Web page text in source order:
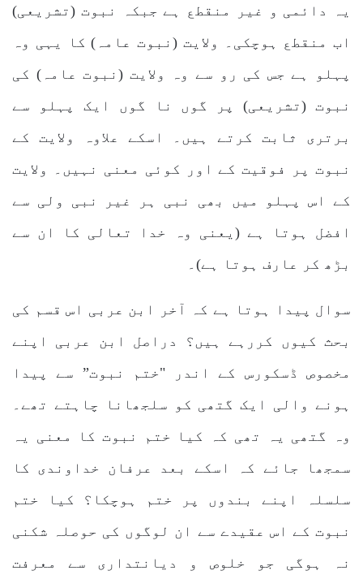
یہ دائمی و غیر منقطع ہے جبکہ نبوت (تشریعی)
اب منقطع ہوچکی۔ ولایت (نبوت عامہ) کا یہی وہ
پہلو ہے جس کی رو سے وہ ولایت (نبوت عامہ) کی
نبوت (تشریعی) پر گوں نا گوں ایک پہلو سے
برتری ثابت کرتے ہیں۔ اسکے علاوہ ولایت کے
نبوت پر فوقیت کے اور کوئی معنی نہیں۔ ولایت
کے اس پہلو میں بھی نبی ہر غیر نبی ولی سے
افضل ہوتا ہے (یعنی وہ خدا تعالی کا ان سے
بڑھ کر عارف ہوتا ہے)۔
سوال پیدا ہوتا ہے کہ آخر ابن عربی اس قسم کی
بحث کیوں کررہے ہیں؟ دراصل ابن عربی اپنے
مخصوص ڈسکورس کے اندر "ختم نبوت” سے پیدا
ہونے والی ایک گتھی کو سلجھانا چاہتے تھے۔
وہ گتھی یہ تھی کہ کیا ختم نبوت کا معنی یہ
سمجھا جائے کہ اسکے بعد عرفان خداوندی کا
سلسلہ اپنے بندوں پر ختم ہوچکا؟ کیا ختم
نبوت کے اس عقیدے سے ان لوگوں کی حوصلہ شکنی
نہ ہوگی جو خلوص و دیانتداری سے معرفت